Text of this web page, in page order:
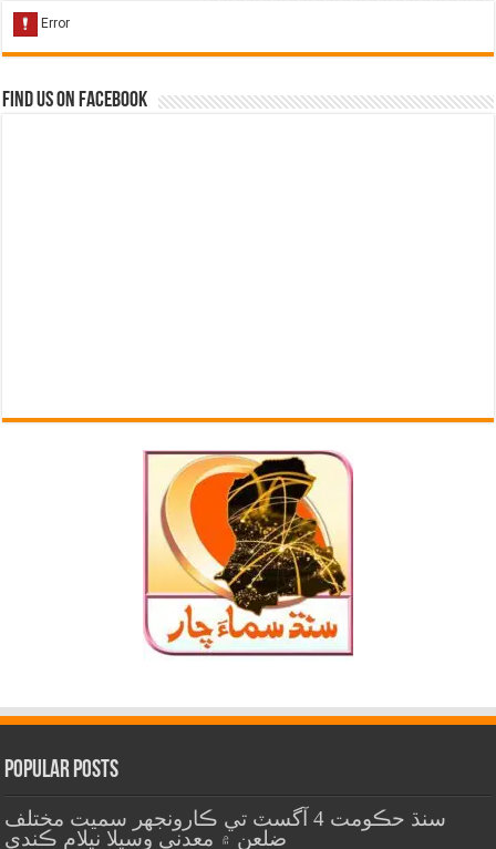
Find us on Facebook
Popular Posts
سنڌ حڪومت 4 آگسٽ تي ڪارونجهر سميت مختلف
ضلعن ۾ معدني وسيلا نيلام ڪندي